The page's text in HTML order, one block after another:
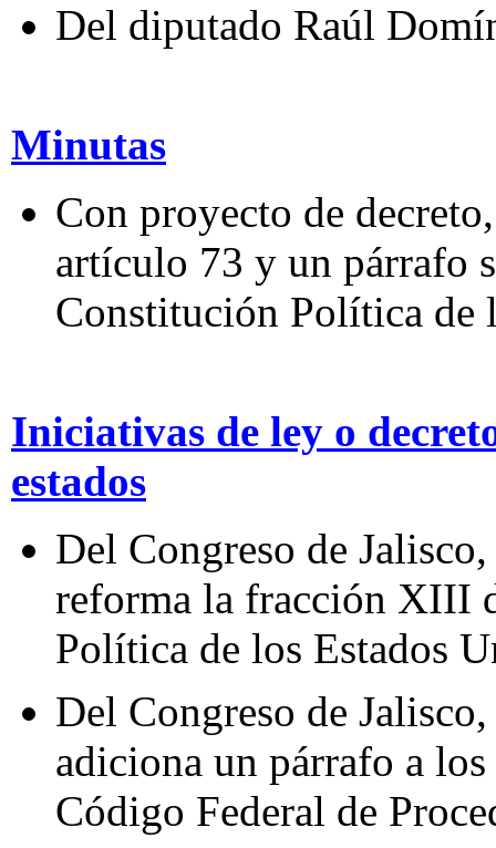
Del diputado Raúl
Minutas
Con proyecto de
artículo 73 y un párrafo
Constitución Política de
Iniciativas de ley o
estados
Del Congreso de
reforma la fracción XIII
Política de los Estados
Del Congreso de
adiciona un párrafo a
Código Federal de